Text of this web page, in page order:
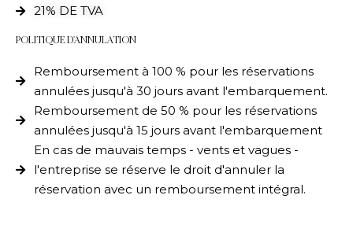
21% DE TVA
POLITIQUE D'ANNULATION
Remboursement à 100 % pour les réservations
annulées jusqu'à 30 jours avant l'embarquement.
Remboursement de 50 % pour les réservations
annulées jusqu'à 15 jours avant l'embarquement
En cas de mauvais temps - vents et vagues -
l'entreprise se réserve le droit d'annuler la
réservation avec un remboursement intégral.